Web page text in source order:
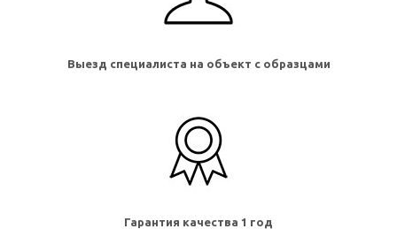
Выезд специалиста на объект с образцами
Гарантия качества 1 год